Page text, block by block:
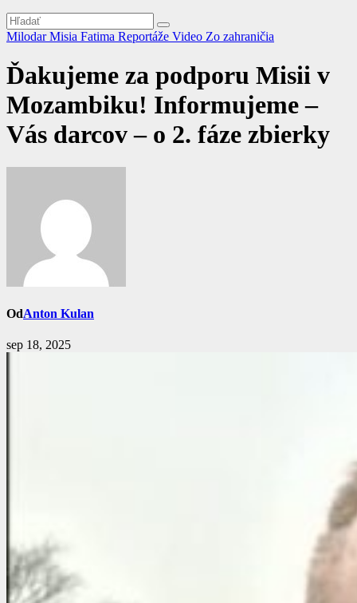
MilodarMisia Fatima Reportáže Video Zo zahraničia
Ďakujeme za podporu Misii v
Mozambiku! Informujeme –
Vás darcov – o 2. fáze zbierky
OdAnton Kulan
sep 18, 2025